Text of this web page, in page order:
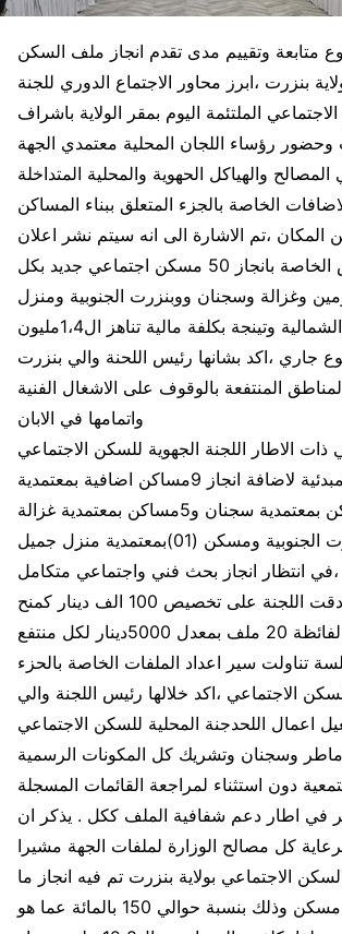
متابعة وتقييم مدى تقدم انجاز ملف السكن
بنزرت ،ابرز محاور الاجتماع الدوري للجنة
الملتئمة اليوم بمقر الولاية باشراف
وحضور رؤساء اللجان المحلية معتمدي الجهة
المصالح والهياكل الحهوية والمحلية المتداخلة
الخاصة بالجزء المتعلق ببناء المساكن
المكان ،تم الاشارة الى انه سيتم نشر اعلان
طلبات العروض الخاصة بانجاز 50 مسكن اجتماعي جديد بكل
وغزالة وسجنان ووبنزرت الجنوبية ومنزل
بورقيبة وبنزرت الشمالية وتينجة بكلفة مالية تناهز ال1،4مليون
جاري ،اكد بشانها رئيس اللحنة والي بنزرت
المنتفعة بالوقوف على الاشغال الفنية
واتمامها في الابان
الاطار اللجنة الجهوية للسكن الاجتماعي
على الموافقة المبدئية لاضافة انجاز 9مساكن اضافية بمعتمدية
جومين و8مساكن بمعتمدية سجنان و5مساكن بمعتمدية غزالة
و3معتمديات ببنزرت الجنوبية ومسكن (01)بمعتمدية منزل جميل
،في انتظار انجاز بحث فني واجتماعي متكامل
ومن جهة صادقت اللجنة على تخصيص 100 الف دينار كمنح
لكل منتفع
تناولت سير اعداد الملفات الخاصة بالحزء
الاجتماعي ،اكد خلالها رئيس اللجنة والي
اعمال اللحدجنة المحلية للسكن الاجتماعي
وسجنان وتشريك كل المكونات الرسمية
دون استثناء لمراجعة القائمات المسجلة
في اطار دعم شفافية الملف ككل . يذكر ان
كل مصالح الوزارة لملفات الجهة مشيرا
الاجتماعي بولاية بنزرت تم فيه انجاز ما
يوازي 453 مسكن وذلك بنسبة حوالي 150 بالمائة عما هو